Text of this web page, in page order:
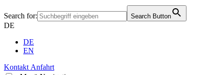
Search for: Search Button
DE
DE
EN
Kontakt Anfahrt